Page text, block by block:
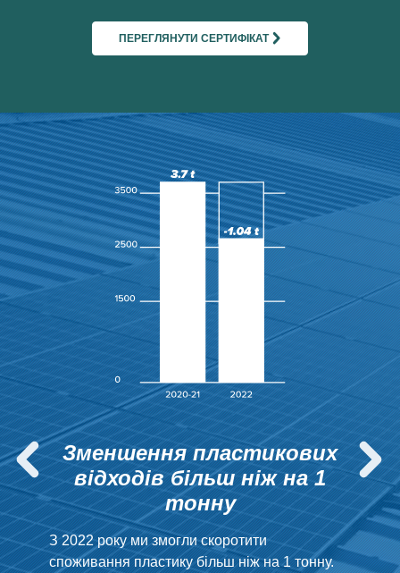
ПЕРЕГЛЯНУТИ СЕРТИФІКАТ
Зменшення пластикових
відходів більш ніж на 1
тонну
З 2022 року ми змогли скоротити
споживання пластику більш ніж на 1 тонну.